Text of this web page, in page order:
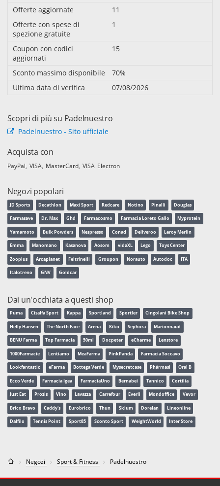
Offerte aggiornate
11
Offerte con spese di
spezione gratuite
1
Coupon con codici
aggiornati
15
Sconto massimo disponibile
70%
Ultima data di verifica
07/08/2026
Scopri di più su Padelnuestro
Padelnuestro - Sito ufficiale
Acquista con
PayPal VISA MasterCard VISA Electron
Negozi popolari
JD Sports Decathlon Maxi Sport Redcare Notino Pinalli Douglas
Farmasave Dr. Max Ghd Farmacosmo Farmacia Loreto Gallo Myprotein
Yamamoto Bulk Powders Nespresso Conad Deliveroo Leroy Merlin
Emma Manomano Kasanova Aosom vidaXL Lego Toys Center
Zooplus Arcaplanet Feltrinelli Groupon Norauto Autodoc ITA
Italotreno GNV Goldcar
Dai un'occhiata a questi shop
Puma Cisalfa Sport Kappa Sportland Sportler Cingolani Bike Shop
Helly Hansen The North Face Arena Kiko Sephora Marionnaud
BENU Farma Top Farmacia 50ml Docpeter eCharme Lenstore
1000Farmacie Lentiamo MeaFarma PinkPanda Farmacia Soccavo
Lookfantastic eFarma Bottega Verde Mysecretcase Phàrmasi Oral B
Ecco Verde Farmacia Igea FarmaciaUno Bernabei Tannico Cortilia
Just Eat Prozis Vino Lavazza Carrefour Everli Mondoffice Vevor
Brico Bravo Caddy's Eurobrico Thun Sklum Dorelan Lineonline
Dalfilo Tennis Point Sport85 Sconto Sport WeightWorld Inter Store
Negozi Sport & Fitness Padelnuestro